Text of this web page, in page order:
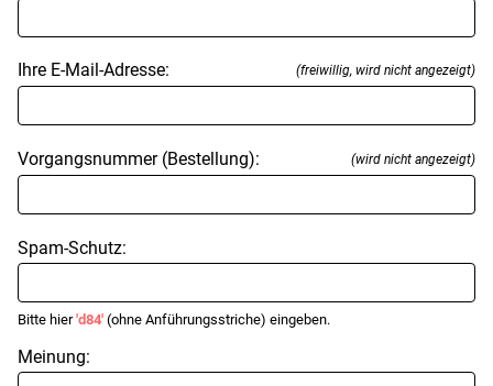
Ihre E-Mail-Adresse: (freiwillig, wird nicht angezeigt)
Vorgangsnummer (Bestellung): (wird nicht angezeigt)
Spam-Schutz:
Bitte hier'd84' (ohne Anführungsstriche) eingeben.
Meinung: